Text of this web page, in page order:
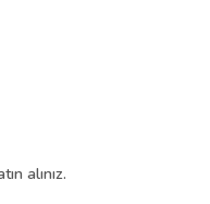
alınız.